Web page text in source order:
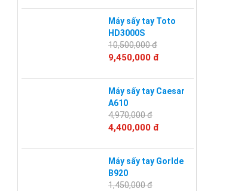
Máy sấy tay Toto
HD3000S
10,500,000 đ
9,450,000 đ
Máy sấy tay Caesar
A610
4,970,000 đ
4,400,000 đ
Máy sấy tay Gorlde
B920
1,450,000 đ